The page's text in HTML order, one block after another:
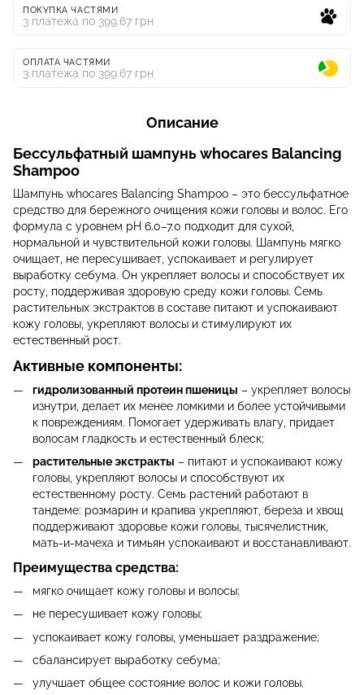
ПОКУПКА ЧАСТЯМИ
3 платежа по 399.67 грн
ОПЛАТА ЧАСТЯМИ
3 платежа по 399.67 грн
Описание
Бессульфатный шампунь whocares Balancing
Shampoo
Шампунь whocares Balancing Shampoo – это бессульфатное
средство для бережного очищения кожи головы и волос. Его
формула с уровнем pH 6.0–7.0 подходит для сухой,
нормальной и чувствительной кожи головы. Шампунь мягко
очищает, не пересушивает, успокаивает и регулирует
выработку себума. Он укрепляет волосы и способствует их
росту, поддерживая здоровую среду кожи головы. Семь
растительных экстрактов в составе питают и успокаивают
кожу головы, укрепляют волосы и стимулируют их
естественный рост.
Активные компоненты:
гидролизованный протеин пшеницы – укрепляет волосы
изнутри, делает их менее ломкими и более устойчивыми
к повреждениям. Помогает удерживать влагу, придает
волосам гладкость и естественный блеск;
растительные экстракты – питают и успокаивают кожу
головы, укрепляют волосы и способствуют их
естественному росту. Семь растений работают в
тандеме: розмарин и крапива укрепляют, береза и хвощ
поддерживают здоровье кожи головы, тысячелистник,
мать-и-мачеха и тимьян успокаивают и восстанавливают.
Преимущества средства:
мягко очищает кожу головы и волосы;
не пересушивает кожу головы;
успокаивает кожу головы, уменьшает раздражение;
сбалансирует выработку себума;
улучшает общее состояние волос и кожи головы.